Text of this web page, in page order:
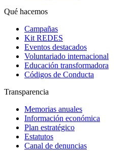
Qué hacemos
Campañas
Kit REDES
Eventos destacados
Voluntariado internacional
Educación transformadora
Códigos de Conducta
Transparencia
Memorias anuales
Información económica
Plan estratégico
Estatutos
Canal de denuncias